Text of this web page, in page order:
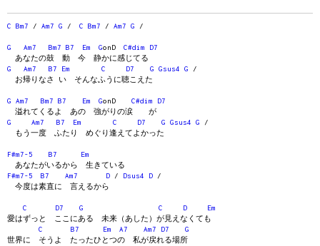
C Bm7 / Am7 G / C Bm7 / Am7 G /
G Am7 Bm7 B7 Em GonD C#dim
D7
あなたの鼓 動 今 静かに感じてる
G
Am7 B7 Em C D7 G Gsus4 G /
お帰りなさ い そんなふうに聴こえた
G Am7 Bm7 B7 Em GonD C#dim
D7
溢れてくるよ あの 強がりの涙 が
G
Am7 B7 Em C D7 G Gsus4 G /
もう一度 ふたり めぐり逢えてよかった
F#m7-5 B7
Em
あなたがいるから 生きている
F#m7-5
B7 Am7 D / Dsus4 D /
今度は素直に 言えるから
C D7 G C D
Em
愛はずっと ここにある 未来（あした）が見えなくても
C
B7 Em A7 Am7 D7
G
世界に そうよ たったひとつの 私が戻れる場所